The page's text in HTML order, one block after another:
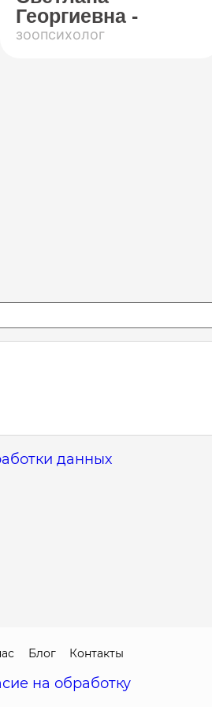
Георгиевна -
зоопсихолог
данных
Блог Контакты
на обработку